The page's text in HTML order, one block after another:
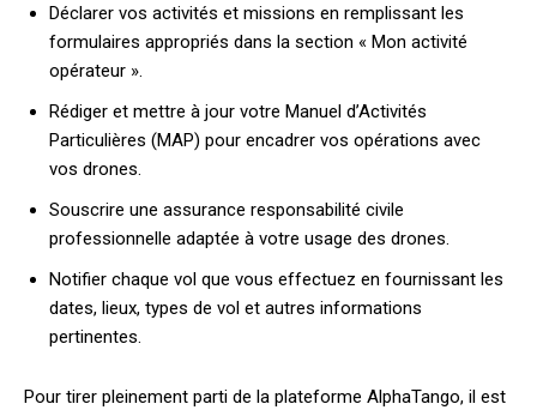
Déclarer vos activités et missions en remplissant les
formulaires appropriés dans la section « Mon activité
opérateur ».
Rédiger et mettre à jour votre Manuel d’Activités
Particulières (MAP) pour encadrer vos opérations avec
vos drones.
Souscrire une assurance responsabilité civile
professionnelle adaptée à votre usage des drones.
Notifier chaque vol que vous effectuez en fournissant les
dates, lieux, types de vol et autres informations
pertinentes.
Pour tirer pleinement parti de la plateforme AlphaTango, il est